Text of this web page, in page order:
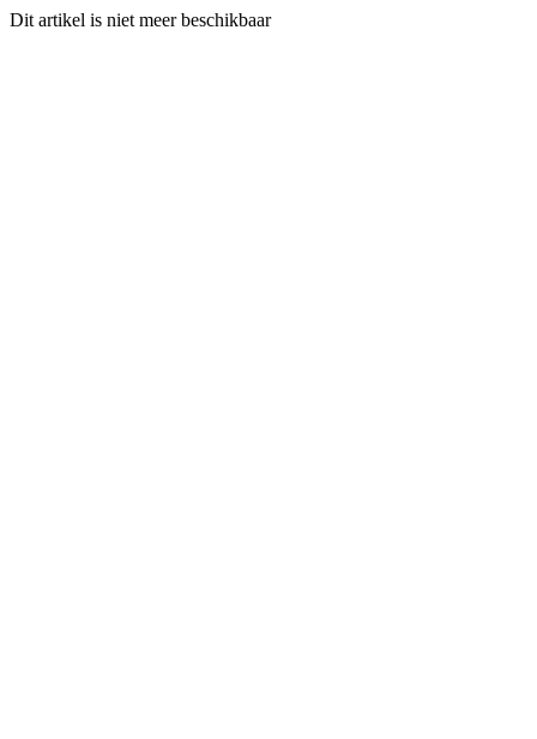
Dit artikel is niet meer beschikbaar